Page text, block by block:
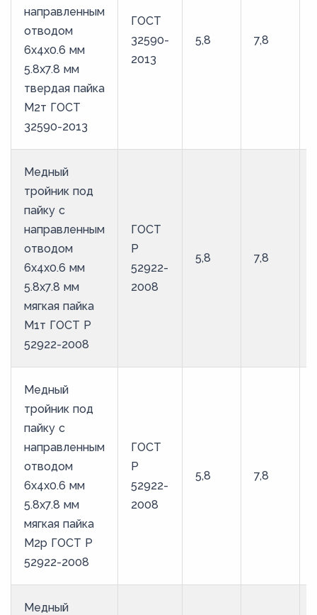
направленным
отводом
6х4х0.6 мм
5.8х7.8 мм
твердая пайка
М2т ГОСТ
32590-2013
ГОСТ
32590-
2013
5,8 7,8
Медный
тройник под
пайку с
направленным
отводом
6х4х0.6 мм
5.8х7.8 мм
мягкая пайка
М1т ГОСТ Р
52922-2008
ГОСТ
Р
52922-
2008
5,8 7,8
Медный
тройник под
пайку с
направленным
отводом
6х4х0.6 мм
5.8х7.8 мм
мягкая пайка
М2р ГОСТ Р
52922-2008
ГОСТ
Р
52922-
2008
5,8 7,8
Медный